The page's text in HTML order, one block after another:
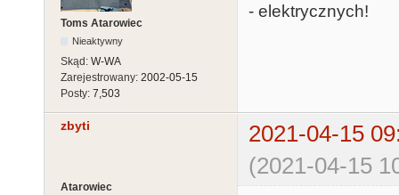
Toms Atarowiec
Nieaktywny
Skąd: W-WA
Zarejestrowany: 2002-05-15
Posty: 7,503
- elektrycznych!
zbyti
2021-04-15
(2021-04-15
Atarowiec